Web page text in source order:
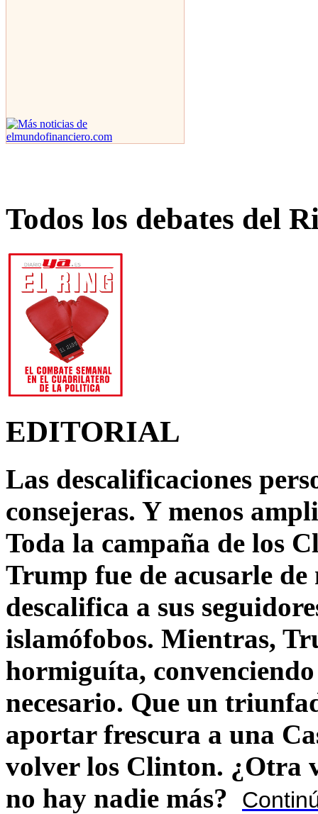
Todos los debates del
EDITORIAL
Las descalificaciones
consejeras. Y menos
Toda la campaña de los
Trump fue de acusarle
descalifica a sus
islamófobos. Mientras,
hormiguíta,
necesario. Que un
aportar frescura a una
volver los Clinton. ¿Otra
no hay nadie más?